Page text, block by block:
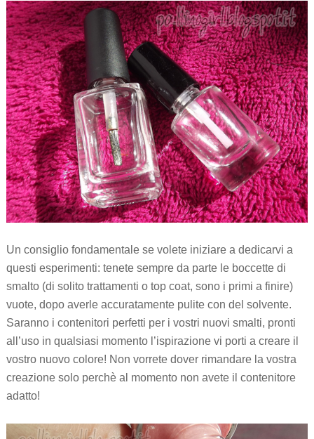
Un consiglio fondamentale se volete iniziare a dedicarvi a
questi esperimenti: tenete sempre da parte le boccette di
smalto (di solito trattamenti o top coat, sono i primi a finire)
vuote, dopo averle accuratamente pulite con del solvente.
Saranno i contenitori perfetti per i vostri nuovi smalti, pronti
all’uso in qualsiasi momento l’ispirazione vi porti a creare il
vostro nuovo colore! Non vorrete dover rimandare la vostra
creazione solo perchè al momento non avete il contenitore
adatto!